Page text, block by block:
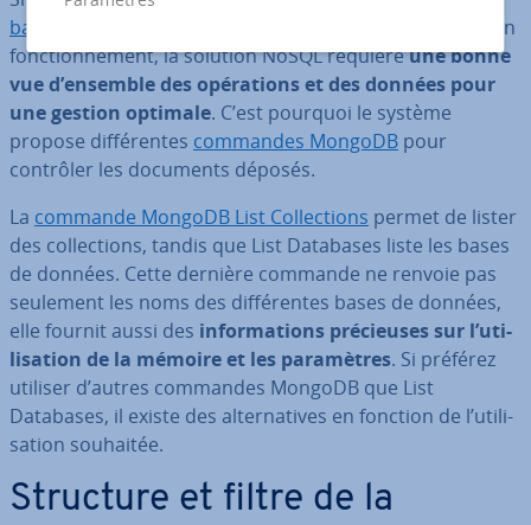
bases de données
dans son
fonc­tion­ne­ment, la solution NoSQL requièreune bonne
vue d’ensemble des opé­ra­tions et des données pour
une gestion optimale. C’est pourquoi le système
propose dif­fé­rentes commandes MongoDB pour
contrôler les documents déposés.
La commande MongoDB List Col­lec­tions permet de lister
des col­lec­tions, tandis que List Databases liste les bases
de données. Cette dernière commande ne renvoie pas
seulement les noms des dif­fé­rentes bases de données,
elle fournit aussi des in­for­ma­tions pré­cieuses sur l’uti­
li­sa­tion de la mémoire et les pa­ra­mètres. Si préférez
utiliser d’autres commandes MongoDB que List
Databases, il existe des al­ter­na­tives en fonction de l’uti­li­
sa­tion souhaitée.
Structure et filtre de la